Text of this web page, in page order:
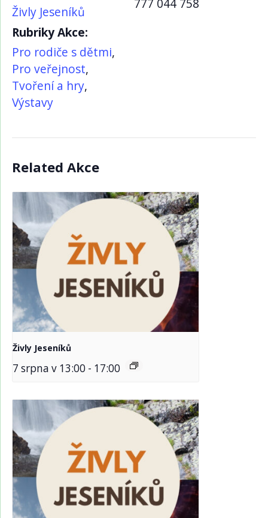
Živly Jeseníků
Rubriky Akce:
Pro rodiče s dětmi,
Pro veřejnost,
Tvoření a hry,
Výstavy
Related Akce
Živly Jeseníků
7 srpna v 13:00 - 17:00